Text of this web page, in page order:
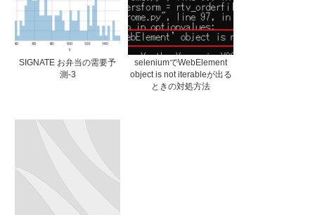
SIGNATE お弁当の需要予
測-3
seleniumでWebElement
object is not iterableが出る
ときの対処方法